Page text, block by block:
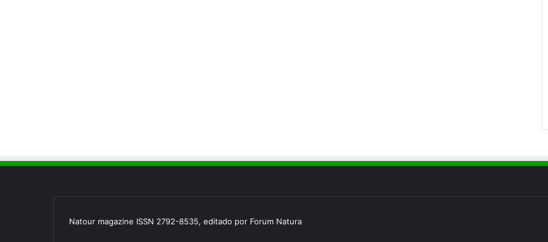
Natour magazine ISSN 2792-8535, editado por Forum Natura